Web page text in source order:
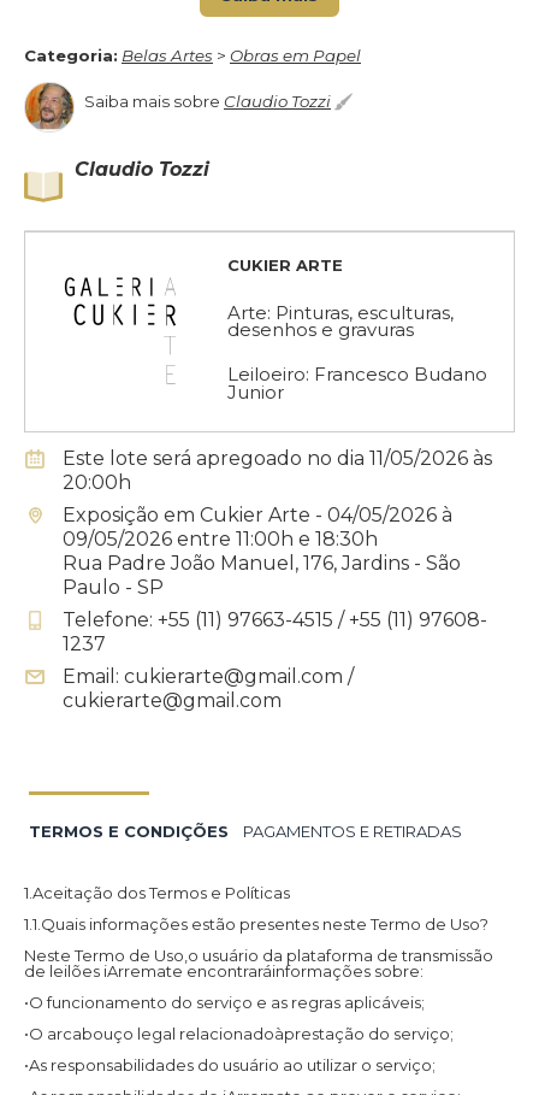
Categoria: Belas Artes > Obras em Papel
Saiba mais sobre Claudio Tozzi
Claudio Tozzi
CUKIER ARTE
Arte: Pinturas, esculturas,
desenhos e gravuras
Leiloeiro: Francesco Budano
Junior
Este lote será apregoado no dia 11/05/2026 às
20:00h
Exposição em Cukier Arte - 04/05/2026 à
09/05/2026 entre 11:00h e 18:30h
Rua Padre João Manuel, 176, Jardins - São
Paulo - SP
Telefone: +55 (11) 97663-4515 / +55 (11) 97608-
1237
Email: cukierarte@gmail.com /
cukierarte@gmail.com
TERMOS E CONDIÇÕES PAGAMENTOS E RETIRADAS
1.Aceitação dos Termos e Políticas
1.1.Quais informações estão presentes neste Termo de Uso?
Neste Termo de Uso,o usuário da plataforma de transmissão
de leilões iArremate encontraráinformações sobre:
•O funcionamento do serviço e as regras aplicáveis;
•O arcabouço legal relacionadoàprestação do serviço;
•As responsabilidades do usuário ao utilizar o serviço;